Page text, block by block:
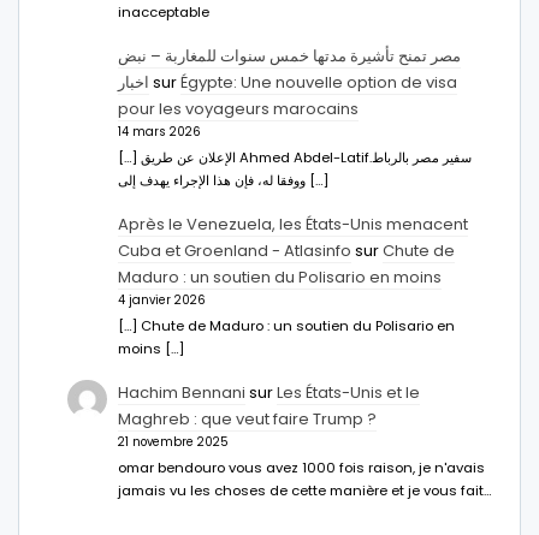
inacceptable
مصر تمنح تأشيرة مدتها خمس سنوات للمغاربة – نبض
اخبار surÉgypte: Une nouvelle option de visa
pour les voyageurs marocains
14 mars 2026
[…] الإعلان عن طريق Ahmed Abdel-Latifسفير مصر بالرباط.
ووفقا له، فإن هذا الإجراء يهدف إلى […]
Après le Venezuela, les États-Unis menacent
Cuba et Groenland - Atlasinfo surChute de
Maduro : un soutien du Polisario en moins
4 janvier 2026
[…] Chute de Maduro : un soutien du Polisario en
moins […]
Hachim Bennani surLes États-Unis et le
Maghreb : que veut faire Trump ?
21 novembre 2025
omar bendouro vous avez 1000 fois raison, je n'avais
jamais vu les choses de cette manière et je vous fait…